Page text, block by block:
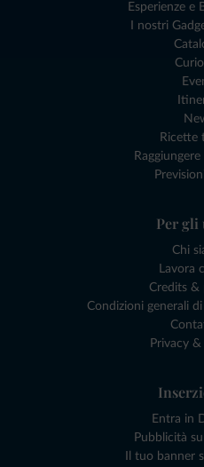
Esperienze e
I nostri
Ricette
Per gli
Chi
Lavora
Credits &
Condizioni generali
Privacy
Entra in
Pubblicità
Il tuo banner